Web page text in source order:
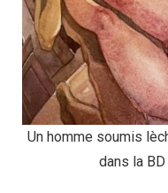
Un homme soumis
dans la